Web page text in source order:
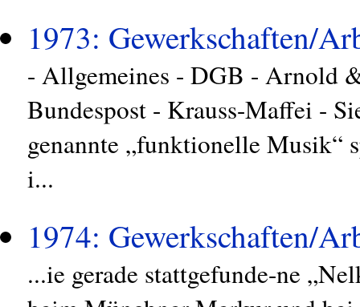
1973: Gewerkschaften/
- Allgemeines - DGB - Arnold
Bundespost - Krauss-Maffei -
genannte „funktionelle Musik“
i...
1974: Gewerkschaften/
...ie gerade stattgefunde-ne